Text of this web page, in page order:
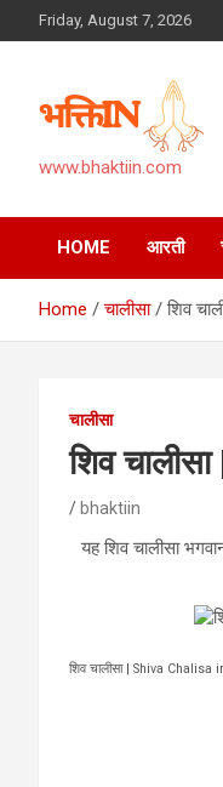
to
Friday, August 7, 2026
www.bhaktiin.com
HOME आरती
Home चालीसा शिव
चालीसा
शिव
bhaktiin
यह शिव चालीसा
शिव चालीसा | Shiva